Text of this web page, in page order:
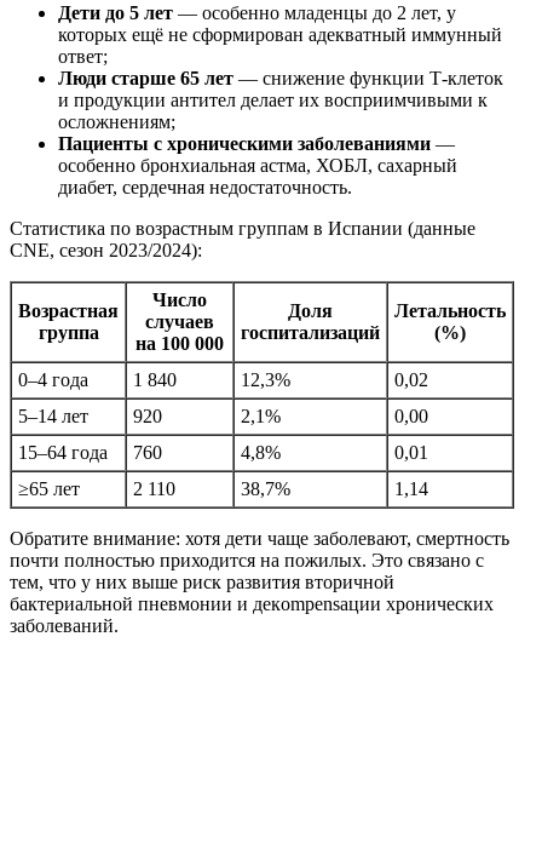
Дети до 5 лет — особенно младенцы до 2 лет, у
которых ещё не сформирован адекватный иммунный
ответ;
Люди старше 65 лет — снижение функции Т-клеток
и продукции антител делает их восприимчивыми к
осложнениям;
Пациенты с хроническими заболеваниями —
особенно бронхиальная астма, ХОБЛ, сахарный
диабет, сердечная недостаточность.
Статистика по возрастным группам в Испании (данные
CNE, сезон 2023/2024):
Возрастная
группа
Число
случаев
на 100 000
Доля
госпитализаций
Летальность
(%)
0–4 года 1 840 12,3%
0,02
5–14 лет
920 2,1%
0,00
15–64 года
760 4,8%
0,01
≥65 лет
2 110 38,7% 1,14
Обратите внимание: хотя дети чаще заболевают, смертность
почти полностью приходится на пожилых. Это связано с
тем, что у них выше риск развития вторичной
бактериальной пневмонии и декompensации хронических
заболеваний.